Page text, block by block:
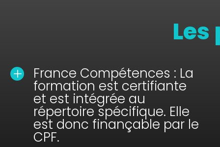
L France Compétences : La
formation est certifiante
et est intégrée au
répertoire spécifique. Elle
est donc finançable par le
CPF.